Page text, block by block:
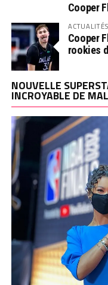
Cooper
ACTUALITÉS
Cooper
rookies
NOUVELLE
INCROYABLE DE